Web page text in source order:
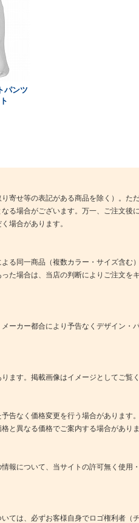
パンツ
寄せ等の表記がある商品を除く）。た
る場合がございます。万一、ご注文後
場合があります。
る同一商品（複数カラー・サイズ含む
た場合は、当店の判断によりご注文を
ーカー都合により予告なくデザイン・
ます。掲載画像はイメージとしてご覧く
告なく価格変更を行う場合があります。
と異なる価格でご案内する場合がありま
報について、当サイトの許可無く使用・
ては、必ずお客様自身でロゴ権利者（